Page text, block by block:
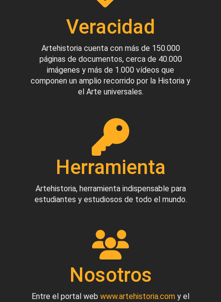
Veracidad
Artehistoria cuenta con más de 150.000
páginas de documentos, cerca de 40.000
imágenes y más de 1.000 vídeos que
componen un amplio recorrido por la Historia y
el Arte universales.
Herramienta
Artehistoria, herramienta indispensable para
estudiantes y estudiosos de todo el mundo.
Nosotros
Entre el portal web www.artehistoria.com y el